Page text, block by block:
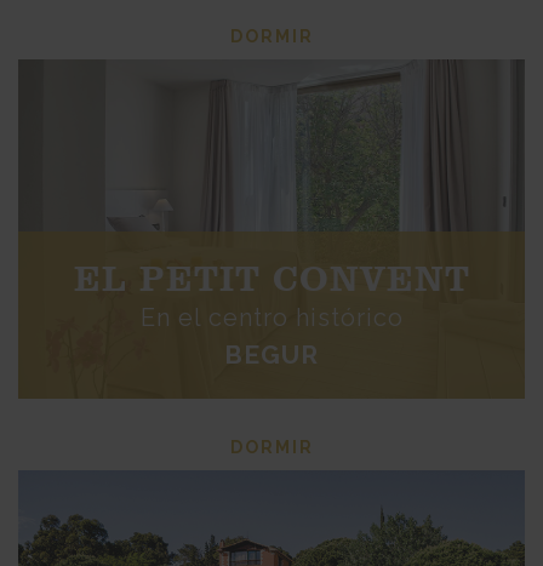
DORMIR
EL PETIT CONVENT
En el centro histórico
BEGUR
DORMIR